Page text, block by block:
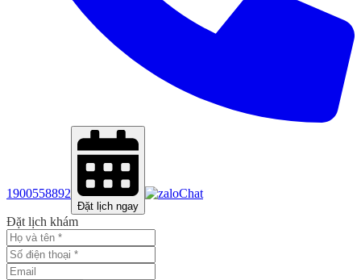
1900558892
Đặt lịch ngay
Chat
Đặt lịch khám